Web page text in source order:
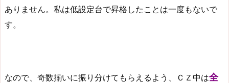
ありません。私は低設定台で昇格したことは一度もないで
す。
なので、奇数揃いに振り分けてもらえるよう、ＣＺ中は全